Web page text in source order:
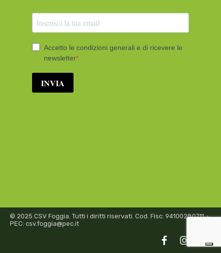
© 2025 CSV Foggia. Tutti i diritti riservati. Cod. Fisc: 94100280711 -
PEC: csv.foggia@pec.it